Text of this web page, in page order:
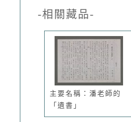
-相關藏品-
主要名稱：潘老師的
「遺書」